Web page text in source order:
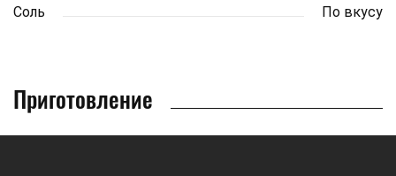
Соль
По вкусу
Приготовление